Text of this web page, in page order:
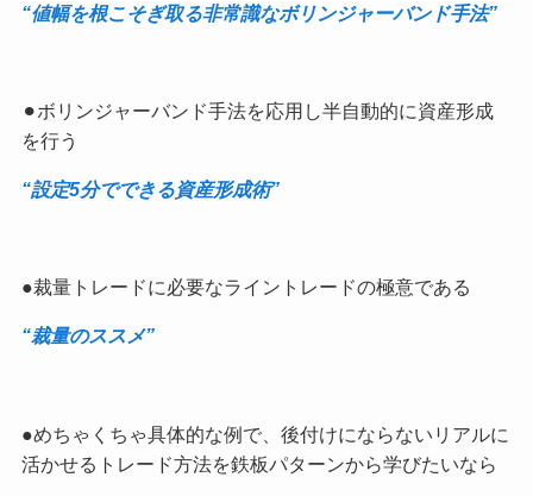
“値幅を根こそぎ取る非常識なボリンジャーバンド手法”
⚫︎ボリンジャーバンド手法を応用し半自動的に資産形成
を行う
“設定5分でできる資産形成術”
●裁量トレードに必要なライントレードの極意である
“裁量のススメ”
●めちゃくちゃ具体的な例で、後付けにならないリアルに
活かせるトレード方法を鉄板パターンから学びたいなら